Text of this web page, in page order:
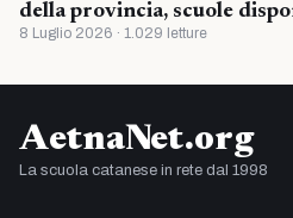
della provincia, scuole
8 Luglio 2026 · 1.029 letture
AetnaNet.org
La scuola catanese in rete dal 1998